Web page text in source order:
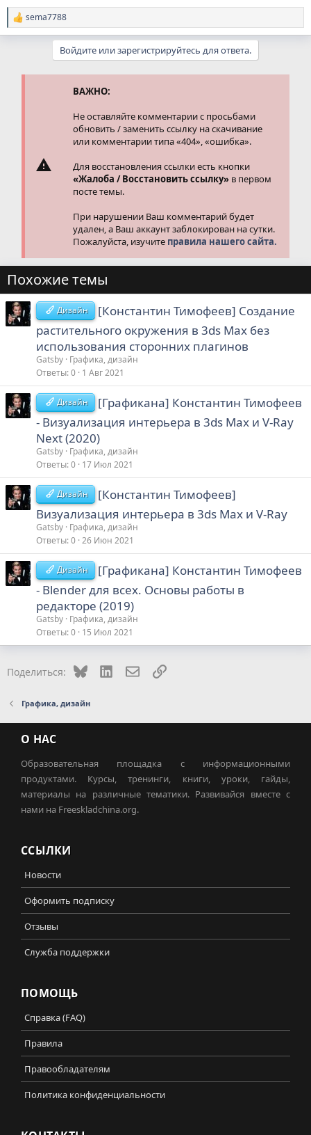
Р
е
sema7788
Войдите или зарегистрируйтесь для ответа.
ВАЖНО:
Не оставляйте комментарии с просьбами
обновить / заменить ссылку на скачивание
или комментарии типа «404», «ошибка».
Для восстановления ссылки есть кнопки
«Жалоба / Восстановить ссылку» в первом
посте темы.
При нарушении Ваш комментарий будет
удален, а Ваш аккаунт заблокирован на сутки.
Пожалуйста, изучите правила нашего сайта.
Похожие темы
Дизайн
[Константин Тимофеев] Создание
растительного окружения в 3ds Max без
использования сторонних плагинов
Gatsby Графика, дизайн
Ответы 0 1 Авг 2021
Дизайн
[Графикана] Константин Тимофеев
- Визуализация интерьера в 3ds Max и V-Ray
Next (2020)
Gatsby Графика, дизайн
Ответы 0 17 Июл 2021
Дизайн
[Константин Тимофеев]
Визуализация интерьера в 3ds Max и V-Ray
Gatsby Графика, дизайн
Ответы 0 26 Июн 2021
Дизайн
[Графикана] Константин Тимофеев
- Blender для всех. Основы работы в
редакторе (2019)
Gatsby Графика, дизайн
Ответы 0 15 Июл 2021
Поделиться: Bluesky LinkedInЭлектронная почта
Ссылка
Графика, дизайн
О НАС
Образовательная площадка с информационными
продуктами. Курсы, тренинги, книги, уроки, гайды,
материалы на различные тематики. Развивайся вместе с
нами на Freeskladchina.org.
ССЫЛКИ
Новости
Оформить подписку
Отзывы
Служба поддержки
ПОМОЩЬ
Справка (FAQ)
Правила
Правообладателям
Политика конфиденциальности